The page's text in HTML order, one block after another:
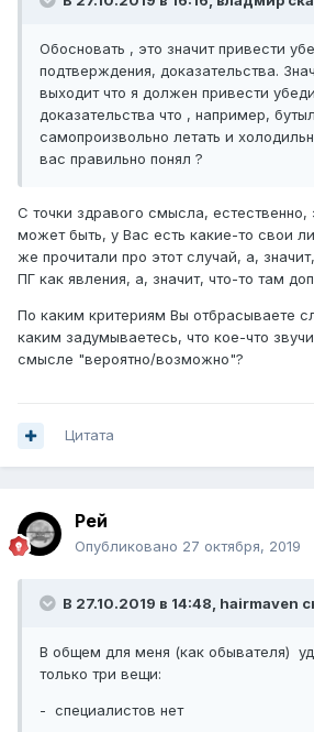
когда человек впадает в различные
занятия»: оккультизм, богохульство,
В этом случае человек рискует
благодать и подвергнуть себя
демонов.
Если же взглянуть на этот вопрос с
психологии, то древние
«пробудиться» в результате
психотравмирующих ситуаций, как
моральными конфликтами, в том
называемой индивидуации человека,
означающего становление его
поводу К.Г. Юнг пишет: «Главная
архетипические фигуры, которые и
самым феномен одержимости»
случаев такие обстоятельства могут
полтергейстный процесс
эпизодов), свидетельствующие о
«психической инфекции», которая
«демонической» форме.
Обосновать , это значит привести
подтверждения, доказательства.
выходит что я должен привести
доказательства что , например,
самопроизвольно летать и
вас правильно понял ?
С точки здравого смысла,
может быть, у Вас есть какие-то свои
же прочитали про этот случай, а,
ПГ как явления, а, значит, что-то там
По каким критериям Вы отбрасываете
каким задумываетесь, что кое-что
смысле "вероятно/возможно"?
Цитата
Рей
Опубликовано 27 октября, 2019
В 27.10.2019 в 14:48, hairmaven
В общем для меня (как обывателя)
только три вещи:
- специалистов нет